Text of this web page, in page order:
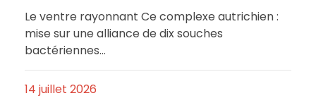
Le ventre rayonnant Ce complexe autrichien :
mise sur une alliance de dix souches
bactériennes…
14 juillet 2026